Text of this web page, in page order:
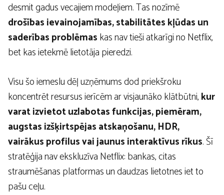
desmit gadus vecajiem modeļiem. Tas nozīmē
drošības ievainojamības, stabilitātes kļūdas un
saderības problēmaskas nav tieši atkarīgi no Netflix,
bet kas ietekmē lietotāja pieredzi.
Visu šo iemeslu dēļ uzņēmums dod priekšroku
koncentrēt resursus ierīcēm ar visjaunāko klātbūtni,kur
varat izvietot uzlabotas funkcijas, piemēram,
augstas izšķirtspējas atskaņošanu, HDR,
vairākus profilus vai jaunus interaktīvus rīkus. Šī
stratēģija nav ekskluzīva Netflix: bankas, citas
straumēšanas platformas un daudzas lietotnes iet to
pašu ceļu.